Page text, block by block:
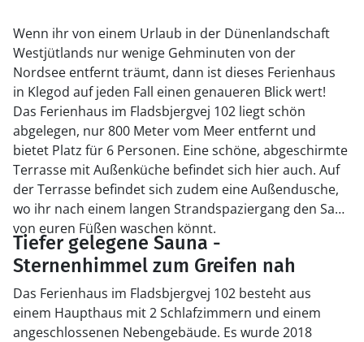
Wenn ihr von einem Urlaub in der Dünenlandschaft
Westjütlands nur wenige Gehminuten von der
Nordsee entfernt träumt, dann ist dieses Ferienhaus
in Klegod auf jeden Fall einen genaueren Blick wert!
Das Ferienhaus im Fladsbjergvej 102 liegt schön
abgelegen, nur 800 Meter vom Meer entfernt und
bietet Platz für 6 Personen. Eine schöne, abgeschirmte
Terrasse mit Außenküche befindet sich hier auch. Auf
der Terrasse befindet sich zudem eine Außendusche,
wo ihr nach einem langen Strandspaziergang den Sand
von euren Füßen waschen könnt.
Tiefer gelegene Sauna -
Sternenhimmel zum Greifen nah
Das Ferienhaus im Fladsbjergvej 102 besteht aus
einem Haupthaus mit 2 Schlafzimmern und einem
angeschlossenen Nebengebäude. Es wurde 2018